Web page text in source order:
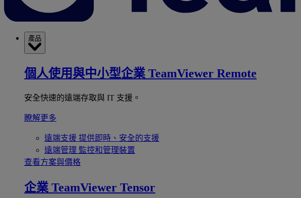
產品
個人使用與中小型企業 TeamViewer Remote
安全快速的遠端存取與 IT 支援。
瞭解更多
遠端支援 提供即時、安全的支援
遠端管理 監控和管理裝置
查看方案與價格
企業 TeamViewer Tensor